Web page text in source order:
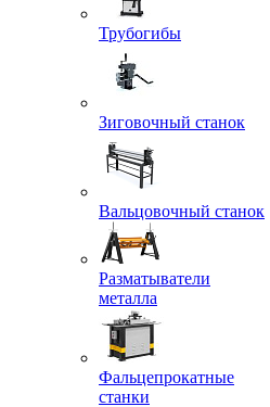
Трубогибы
Зиговочный станок
Вальцовочный станок
Разматыватели
металла
Фальцепрокатные
станки